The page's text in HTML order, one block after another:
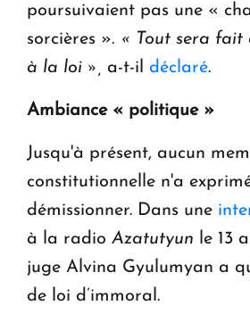
poursuivaient pas une «
sorcières ». « Tout sera fait
à la loi », a-t-il déclaré.
Ambiance « politique »
Jusqu'à présent, aucun
constitutionnelle n'a
démissionner. Dans une
à la radio Azatutyun le 13
juge Alvina Gyulumyan a
de loi d’immoral.